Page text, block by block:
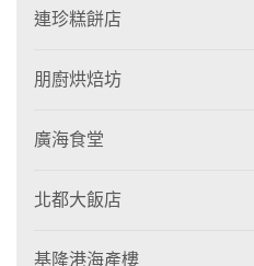
連珍糕餅店
朋廚烘焙坊
廣海食堂
北都大飯店
基隆港海產樓